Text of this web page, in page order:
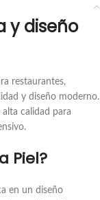
y diseño
restaurantes,
y diseño moderno.
calidad para
Piel?
en un diseño